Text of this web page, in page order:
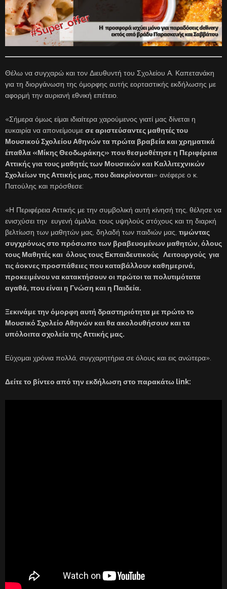
Θέλω να συγχαρώ και τον Διευθυντή του Σχολείου Α. Καπετανάκη
για τη διοργάνωση της όμορφης αυτής εορταστικής εκδήλωσης με
αφορμή την αυριανή εθνική επέτειο.
«Σήμερα όμως είμαι ιδιαίτερα χαρούμενος γιατί μας δίνεται η
ευκαιρία να απονείμουμε σε αριστεύσαντες μαθητές του
Μουσικού Σχολείου Αθηνών τα πρώτα βραβεία και χρηματικά
έπαθλα «Μίκης Θεοδωράκης» που θεσμοθέτησε η Περιφέρεια
Αττικής για τους μαθητές των Μουσικών και Καλλιτεχνικών
Σχολείων της Αττικής μας, που διακρίνονται» ανέφερε ο κ.
Πατούλης και πρόσθεσε:
«Η Περιφέρεια Αττικής με την συμβολική αυτή κίνησή της, θέλησε να
ενισχύσει την ευγενή άμιλλα, τους υψηλούς στόχους και τη διαρκή
βελτίωση των μαθητών μας, δηλαδή των παιδιών μας, τιμώντας
συγχρόνως στο πρόσωπο των βραβευομένων μαθητών, όλους
τους Μαθητές και όλους τους Εκπαιδευτικούς Λειτουργούς για
τις άοκνες προσπάθειες που καταβάλλουν καθημερινά,
προκειμένου να κατακτήσουν οι πρώτοι τα πολυτιμότατα
αγαθά, που είναι η Γνώση και η Παιδεία.
Ξεκινάμε την όμορφη αυτή δραστηριότητα με πρώτο το
Μουσικό Σχολείο Αθηνών και θα ακολουθήσουν και τα
υπόλοιπα σχολεία της Αττικής μας.
Εύχομαι χρόνια πολλά, συγχαρητήρια σε όλους και εις ανώτερα».
Δείτε το βίντεο από την εκδήλωση στο παρακάτω link: